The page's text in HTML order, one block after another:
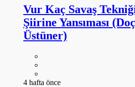
Vur Kaç Savaş
Şiirine Yansıması
Üstüner)
4 hafta önce